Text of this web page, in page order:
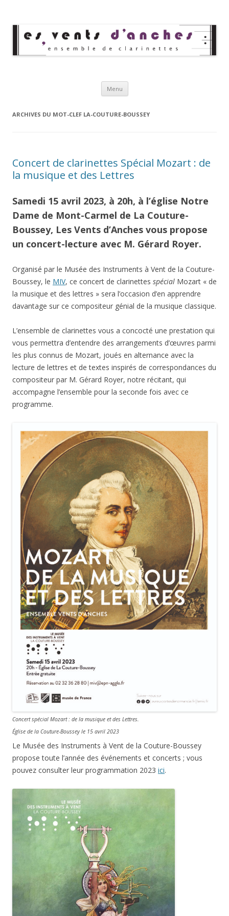
Menu Aller au contenu principal
ARCHIVES DU MOT-CLEF LA-COUTURE-BOUSSEY
Concert de clarinettes Spécial Mozart : de
la musique et des Lettres
Samedi 15 avril 2023, à 20h, à l’église Notre
Dame de Mont-Carmel de La Couture-
Boussey, Les Vents d’Anches vous propose
un concert-lecture avec M. Gérard Royer.
Organisé par le Musée des Instruments à Vent de la Couture-
Boussey, le MIV, ce concert de clarinettes spécial Mozart « de
la musique et des lettres » sera l’occasion d’en apprendre
davantage sur ce compositeur génial de la musique classique.
L’ensemble de clarinettes vous a concocté une prestation qui
vous permettra d’entendre des arrangements d’œuvres parmi
les plus connus de Mozart, joués en alternance avec la
lecture de lettres et de textes inspirés de correspondances du
compositeur par M. Gérard Royer, notre récitant, qui
accompagne l’ensemble pour la seconde fois avec ce
programme.
Concert spécial Mozart : de la musique et des Lettres.
Église de la Couture-Boussey le 15 avril 2023
Le Musée des Instruments à Vent de la Couture-Boussey
propose toute l’année des événements et concerts ; vous
pouvez consulter leur programmation 2023 ici.